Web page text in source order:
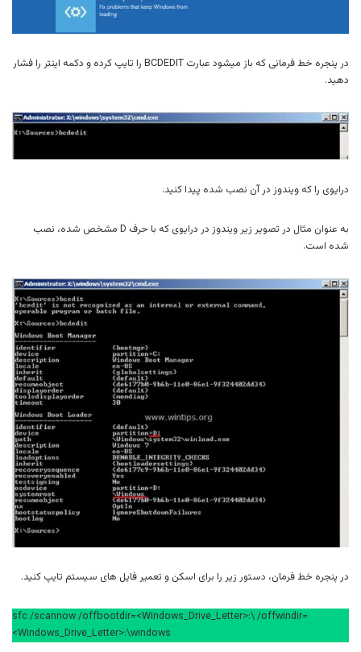
در پنجره خط فرمانی که باز میشود عبارت BCDEDIT را تایپ کرده و دکمه اینتر را فشار
دهید.
درایوی را که ویندوز در آن نصب شده پیدا کنید.
به عنوان مثال در تصویر زیر ویندوز در درایوی که با حرف D مشخص شده، نصب
شده است.
در پنجره خط فرمان، دستور زیر را برای اسکن و تعمیر فایل های سیستم تایپ کنید.
sfc /scannow /offbootdir=<Windows_Drive_Letter>:\ /offwindir=
<Windows_Drive_Letter>:\windows